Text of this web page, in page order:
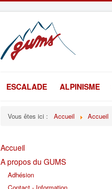
ESCALADE ALPINISME
Vous êtes ici : Accueil Accueil
Accueil
A propos du GUMS
Adhésion